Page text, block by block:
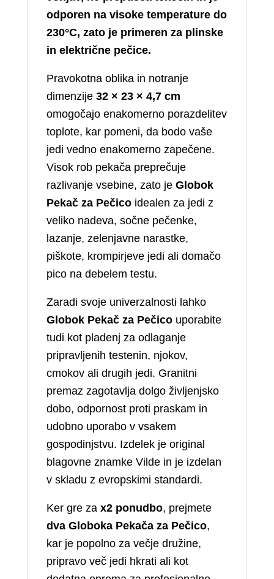
odporen na visoke temperature do
230°C, zato je primeren za plinske
in električne pečice.
Pravokotna oblika in notranje
dimenzije 32 × 23 × 4,7 cm
omogočajo enakomerno porazdelitev
toplote, kar pomeni, da bodo vaše
jedi vedno enakomerno zapečene.
Visok rob pekača preprečuje
razlivanje vsebine, zato je Globok
Pekač za Pečicoidealen za jedi z
veliko nadeva, sočne pečenke,
lazanje, zelenjavne narastke,
piškote, krompirjeve jedi ali domačo
pico na debelem testu.
Zaradi svoje univerzalnosti lahko
Globok Pekač za Pečicouporabite
tudi kot pladenj za odlaganje
pripravljenih testenin, njokov,
cmokov ali drugih jedi. Granitni
premaz zagotavlja dolgo življenjsko
dobo, odpornost proti praskam in
udobno uporabo v vsakem
gospodinjstvu. Izdelek je original
blagovne znamke Vilde in je izdelan
v skladu z evropskimi standardi.
Ker gre za x2 ponudbo, prejmete
dva Globoka Pekača za Pečico,
kar je popolno za večje družine,
pripravo več jedi hkrati ali kot